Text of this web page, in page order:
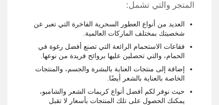
المتجر والتي تشمل:
العديد من أنواع العطور السحرية الفاخرة التي تعبر عن
شخصيتك بمختلف الماركات العالمية.
فقاعات الاستحمام الرائعة التي تصنع أفضل رغوة في
الحمام، والتي تحصلين عليها بروائح فريدة من نوعها.
إضافة إلى منتجات العناية بالبشرة والجسم، والمنتجات
الخاصة بالعناية بالشعر أيضًا.
حيث نوفر لكم أفضل أنواع كريمات الشعر والشامبو،
يمكنك الحصول على تلك المنتجات بأسعار لا تقبل